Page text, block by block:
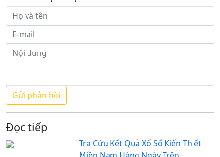
Đọc tiếp
Tra Cứu Kết Quả Xổ Số Kiến Thiết